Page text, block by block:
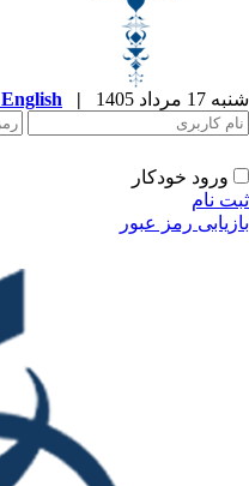
شنبه 17 مرداد 1405 |
English
ورود خودکار
ثبت نام
بازیابی رمز عبور